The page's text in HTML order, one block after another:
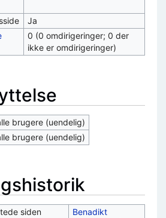
Ja
0 (0 omdirigeringer; 0 der
ikke er omdirigeringer)
brugere (uendelig)
brugere (uendelig)
siden
Benadikt